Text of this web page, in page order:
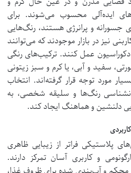
ایده‌آلی محسوب می‌شوند. برای
جسورانه و پرانرژی هستند، رنگ‌هایی
نیز در بازار موجودند که می‌توانند
دکوراسیون عمل کنند. ترکیب‌های رنگی
سفید و آبی، یا کرم و سبز زیتونی
مورد توجه قرار گرفته‌اند. انتخاب
رنگ‌ها و سلیقه شخصی، به
دلنشین و هماهنگ ایجاد کند.
پلاستیکی فراتر از زیبایی ظاهری
و کاربری آسان تمرکز دارند.